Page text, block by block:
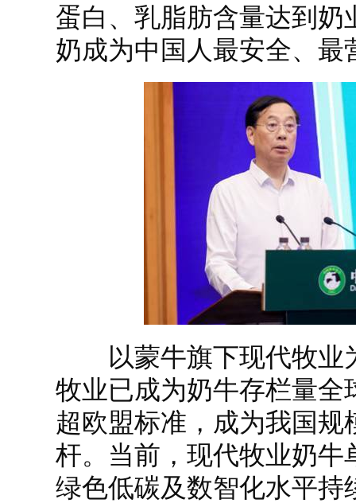
蛋白、乳脂肪含量达到奶
奶成为中国人最安全、最
以蒙牛旗下现代牧业
牧业已成为奶牛存栏量全
超欧盟标准，成为我国规
杆。当前，现代牧业奶牛
绿色低碳及数智化水平持